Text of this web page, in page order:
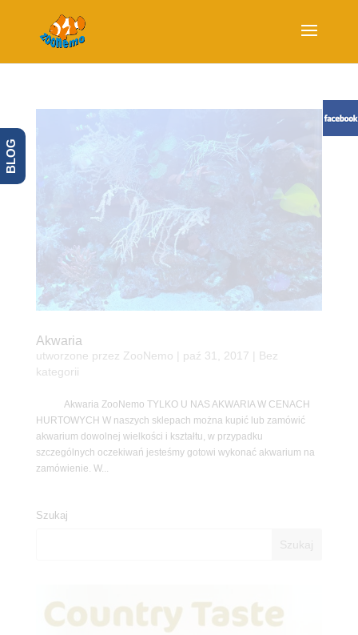
Akwaria
utworzone przez ZooNemo paź 31, 2017 | Bez
kategorii
Akwaria ZooNemo TYLKO U NAS AKWARIA W CENACH
HURTOWYCH W naszych sklepach można kupić lub zamówić
akwarium dowolnej wielkości i kształtu, w przypadku
szczególnych oczekiwań jesteśmy gotowi wykonać akwarium na
zamówienie. W...
Szukaj
BLOG